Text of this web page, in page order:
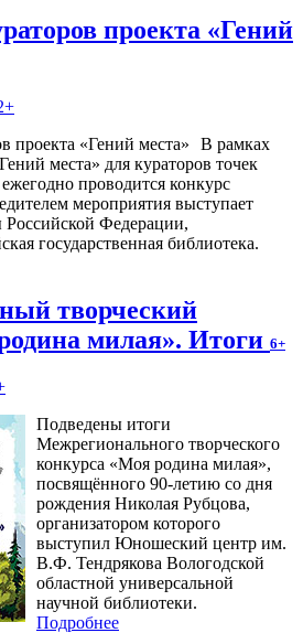
проекта «Гений
В рамках
места» для кураторов точек
проводится конкурс
мероприятия выступает
Российской Федерации,
государственная библиотека.
творческий
милая». Итоги 6+
Подведены итоги
Межрегионального творческого
конкурса «Моя родина милая»,
посвящённого 90-летию со дня
рождения Николая Рубцова,
организатором которого
выступил Юношеский центр им.
В.Ф. Тендрякова Вологодской
областной универсальной
научной библиотеки.
Подробнее